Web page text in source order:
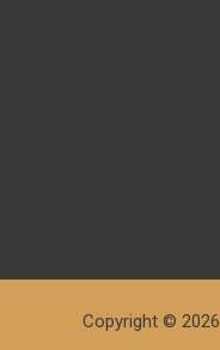
Copyright © 2026